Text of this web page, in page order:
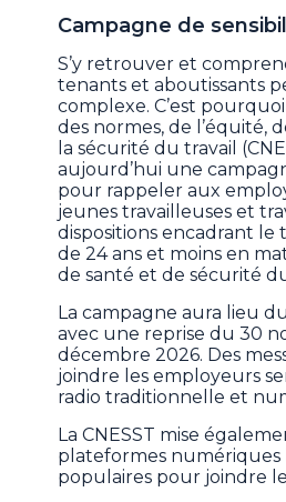
Campagne de
S’y retrouver et
tenants et aboutissants
complexe. C’est
des normes, de l’équité,
la sécurité du travail
aujourd’hui une
pour rappeler aux
jeunes travailleuses et
dispositions encadrant le
de 24 ans et moins en
de santé et de sécurité
La campagne aura lieu
avec une reprise du 30
décembre 2026. Des
joindre les employeurs
radio traditionnelle et
La CNESST mise
plateformes numériques
populaires pour joindre